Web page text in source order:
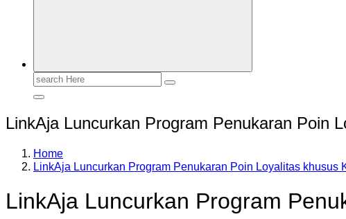
Search
LinkAja Luncurkan Program Penukaran Poin
Home
LinkAja Luncurkan Program Penukaran Poin Loyalitas khusus
LinkAja Luncurkan Program